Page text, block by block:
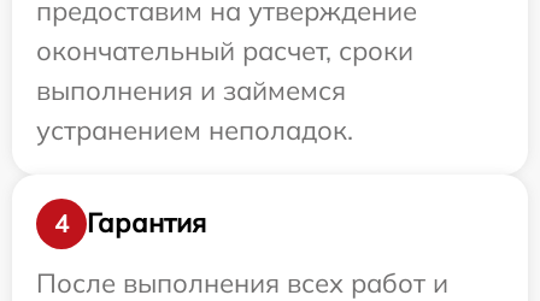
предоставим на утверждение
окончательный расчет, сроки
выполнения и займемся
устранением неполадок.
4
Гарантия
После выполнения всех работ и